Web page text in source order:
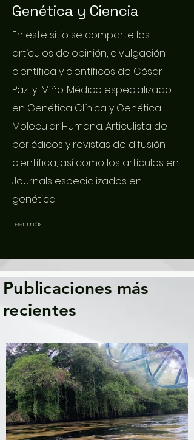
Genética y Ciencia
En este sitio se comparte los
artículos de opinión, divulgación
científica y científicos de César
Paz-y-Miño. Médico especializado
en Genética Clínica y Genética
Molecular Humana. Articulista de
periódicos y revistas de difusión
científica, así como los artículos en
Journals especializados en
genética.
Leer más...
Publicaciones más
recientes